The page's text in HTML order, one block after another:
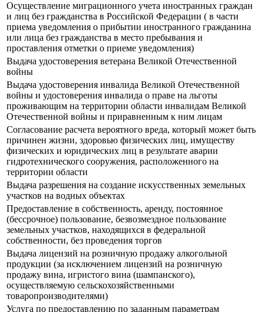
Осуществление миграционного учета иностранных граждан
и лиц без гражданства в Российской Федерации ( в части
приема уведомления о прибытии иностранного гражданина
или лица без гражданства в место пребывания и
проставления отметки о приеме уведомления)
Выдача удостоверения ветерана Великой Отечественной
войны
Выдача удостоверения инвалида Великой Отечественной
войны и удостоверения инвалида о праве на льготы
проживающим на территории области инвалидам Великой
Отечественной войны и приравненным к ним лицам
Согласование расчета вероятного вреда, который может быть
причинен жизни, здоровью физических лиц, имуществу
физических и юридических лиц в результате аварии
гидротехнического сооружения, расположенного на
территории области
Выдача разрешения на создание искусственных земельных
участков на водных объектах
Предоставление в собственность, аренду, постоянное
(бессрочное) пользование, безвозмездное пользование
земельных участков, находящихся в федеральной
собственности, без проведения торгов
Выдача лицензий на розничную продажу алкогольной
продукции (за исключением лицензий на розничную
продажу вина, игристого вина (шампанского),
осуществляемую сельскохозяйственными
товаропроизводителями)
Услуга по предоставлению по заданным параметрам